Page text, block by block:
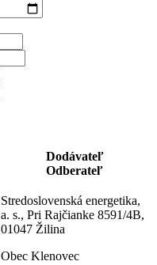
Dodávateľ
Odberateľ
Stredoslovenská energetika,
a. s., Pri Rajčianke 8591/4B,
01047 Žilina
Obec Klenovec